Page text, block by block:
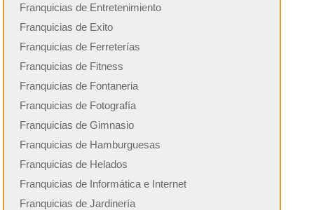
Franquicias de Entretenimiento
Franquicias de Exito
Franquicias de Ferreterías
Franquicias de Fitness
Franquicias de Fontaneria
Franquicias de Fotografía
Franquicias de Gimnasio
Franquicias de Hamburguesas
Franquicias de Helados
Franquicias de Informática e Internet
Franquicias de Jardinería